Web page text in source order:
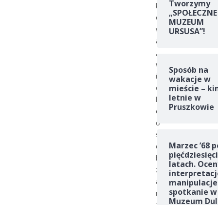
k
o
w
a
,
w
i
e
l
e
o
s
ó
b
z
a
r
Tworzymy
„SPOŁECZNE
MUZEUM
URSUSA”!
Sposób na
wakacje w
mieście –
letnie w
Pruszkowie
Marzec ’68
latach.
spotkanie w
Muzeum